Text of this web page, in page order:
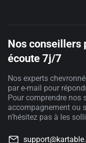
Nos conseillers
écoute 7j/7
Nos experts
par e-mail pour
Pour comprendre nos
accompagnement ou
n'hésitez pas à les